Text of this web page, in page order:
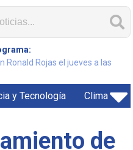
Ronald Rojas el jueves a las
y Tecnología Clima
de